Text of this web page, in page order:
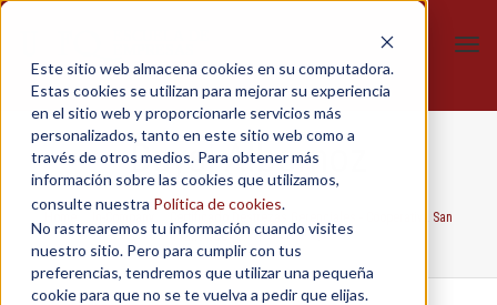
Este sitio web almacena cookies en su computadora.
Estas cookies se utilizan para mejorar su experiencia
en el sitio web y proporcionarle servicios más
personalizados, tanto en este sitio web como a
través de otros medios. Para obtener más
información sobre las cookies que utilizamos,
consulte nuestra Política de cookies.
No rastrearemos tu información cuando visites
nuestro sitio. Pero para cumplir con tus
preferencias, tendremos que utilizar una pequeña
cookie para que no se te vuelva a pedir que elijas.
Daysi Albornoz
Certificado Destrezas Gerenciales - Cooperativa San
Francisco / Daysi Albornoz